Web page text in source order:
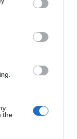
the
vámok lesznek. Ez
hogy egy ilyen
szeret) a dollár
szeret) nagyon
véletlenül van nagyon
1.06/07 kb az alja
látszik, főleg ha